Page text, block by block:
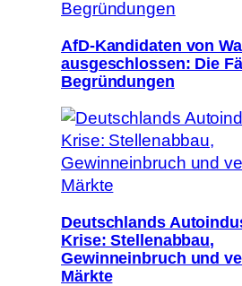
AfD-Kandidaten von
ausgeschlossen: Die
Begründungen
Deutschlands
Krise: Stellenabbau,
Gewinneinbruch und
Märkte